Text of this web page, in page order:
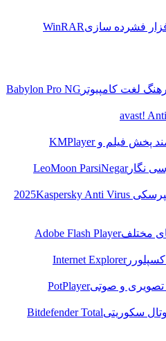
فشرده سازیWinRAR
Babylon Pro NG
avast!
پخش فیلم وKMPlayer
نگارLeoMoon ParsiNegar
2025
Kaspersky Anti Virus
مختلفAdobe Flash Player
Internet Explorer
تصویری و صوتیPotPlayer
سکوریتیBitdefender Total